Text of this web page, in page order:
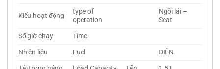
Kiểu hoạt động
type of
operation
Ngồi lái –
Seat
Số giờ chạy
Time
Nhiên liệu
Fuel
ĐIỆN